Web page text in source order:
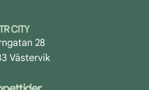
CITY
28
Västervik